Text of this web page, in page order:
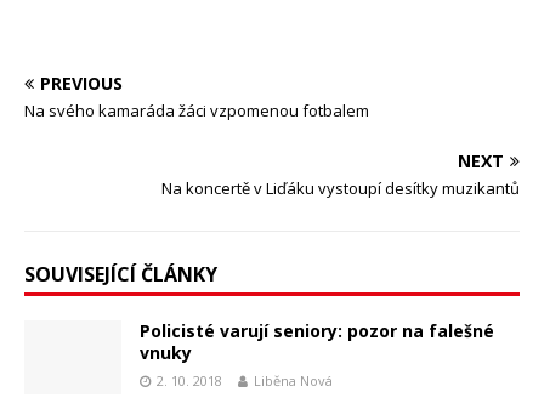
PREVIOUS
Na svého kamaráda žáci vzpomenou fotbalem
NEXT
Na koncertě v Liďáku vystoupí desítky muzikantů
SOUVISEJÍCÍ ČLÁNKY
Policisté varují seniory: pozor na falešné
vnuky
2. 10. 2018 Liběna Nová